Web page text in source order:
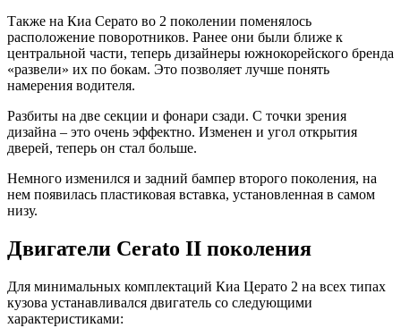
Также на Киа Серато во 2 поколении поменялось
расположение поворотников. Ранее они были ближе к
центральной части, теперь дизайнеры южнокорейского бренда
«развели» их по бокам. Это позволяет лучше понять
намерения водителя.
Разбиты на две секции и фонари сзади. С точки зрения
дизайна – это очень эффектно. Изменен и угол открытия
дверей, теперь он стал больше.
Немного изменился и задний бампер второго поколения, на
нем появилась пластиковая вставка, установленная в самом
низу.
Двигатели Cerato II поколения
Для минимальных комплектаций Киа Церато 2 на всех типах
кузова устанавливался двигатель со следующими
характеристиками: